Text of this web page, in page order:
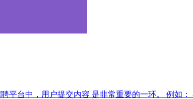
平台中，用户提交内容 是非常重要的一环。 例如